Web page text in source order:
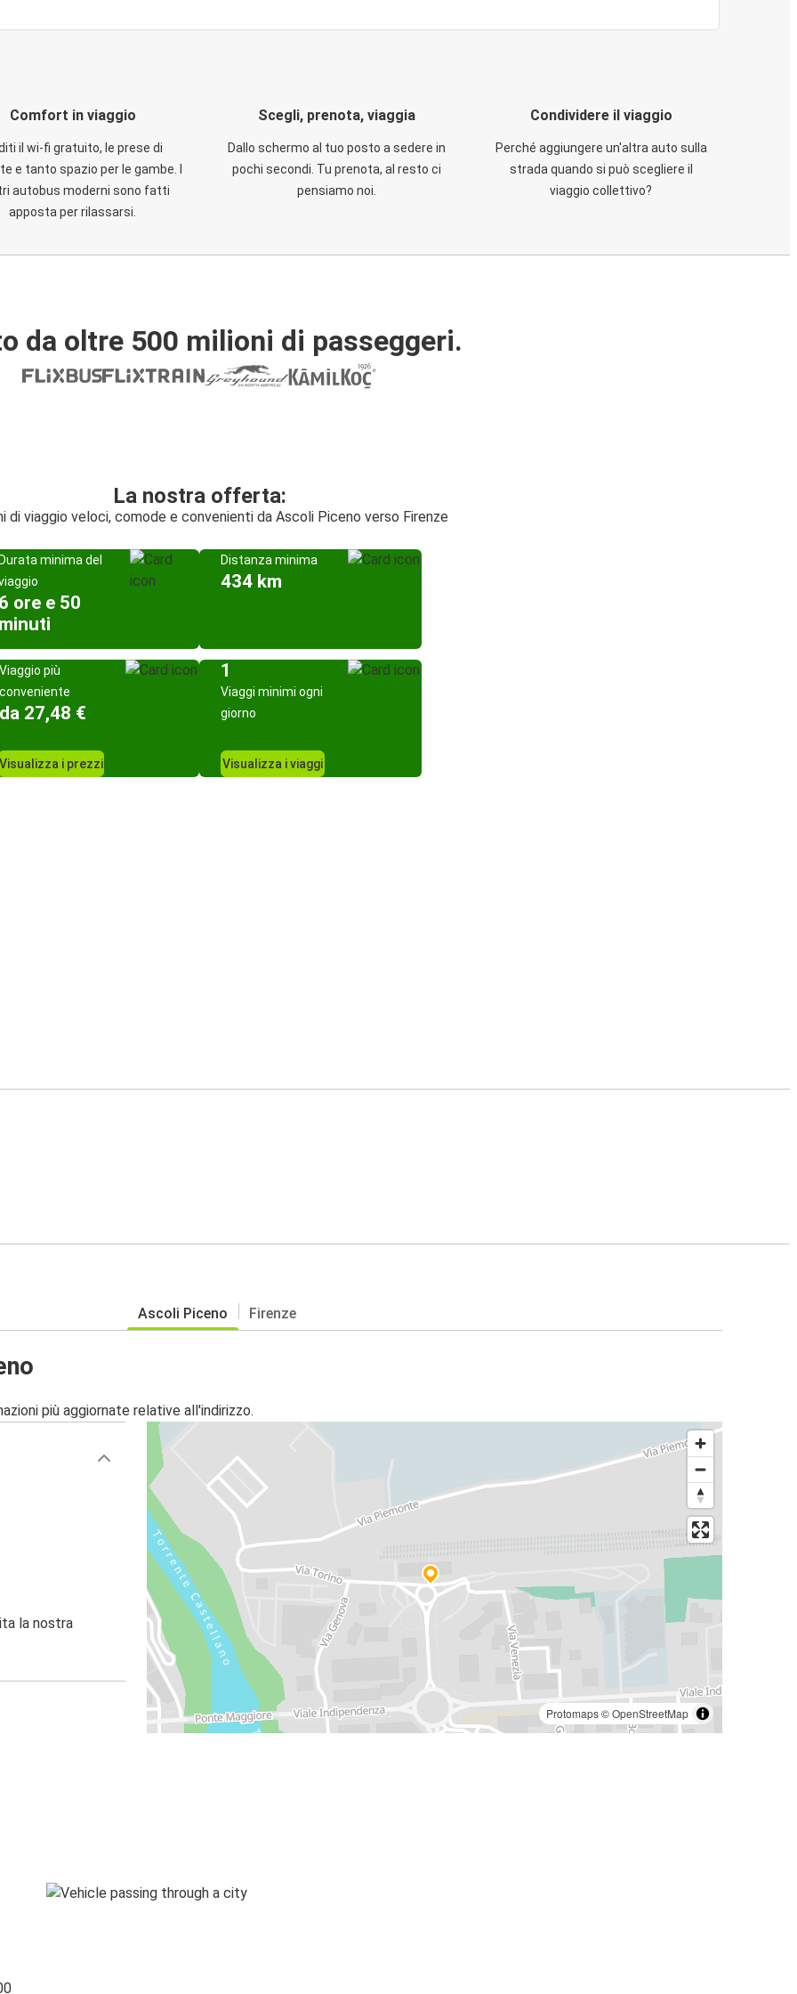
Comfort in viaggio
il wi-fi gratuito, le prese di
e tanto spazio per le gambe. I
autobus moderni sono fatti
apposta per rilassarsi.
Scegli, prenota, viaggia
Dallo schermo al tuo posto a sedere in
pochi secondi. Tu prenota, al resto ci
pensiamo noi.
Condividere il viaggio
Perché aggiungere un'altra auto sulla
strada quando si può scegliere il
viaggio collettivo?
da oltre 500 milioni di passeggeri.
La nostra offerta:
di viaggio veloci, comode e convenienti da Ascoli Piceno verso Firenze
Durata minima del
6 ore e 50
minuti
Distanza minima
434 km
Viaggio più
conveniente
da 27,48 €
Visualizza i prezzi
1
Viaggi minimi ogni
giorno
Visualizza i viaggi
Ascoli Piceno Firenze
più aggiornate relative all'indirizzo.
Protomaps©OpenStreetMap
la nostra